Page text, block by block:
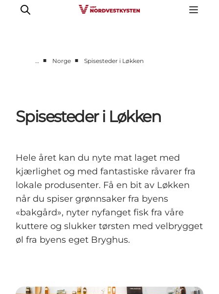
Events
Overnatting
… ■ Norge ■ Spisesteder i Løkken
Spisesteder i Løkken
Hele året kan du nyte mat laget med
kjærlighet og med fantastiske råvarer fra
lokale produsenter. Få en bit av Løkken
når du spiser grønnsaker fra byens
«bakgård», nyter nyfanget fisk fra våre
kuttere og slukker tørsten med velbrygget
øl fra byens eget Bryghus.